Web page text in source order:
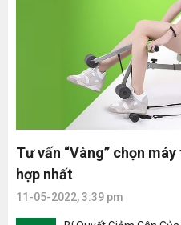
Tư vấn “Vàng” chọn
hợp nhất
11-05-2022, 3:39 pm